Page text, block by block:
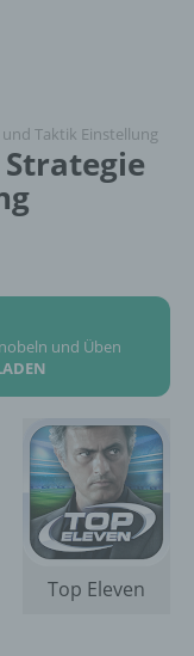
Taktik Einstellung
und Üben
Top Eleven